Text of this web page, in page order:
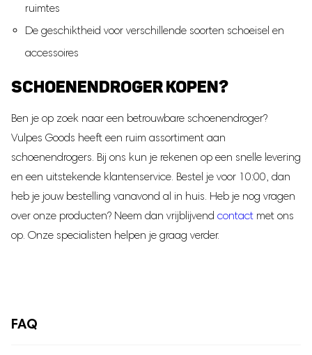
ruimtes
De geschiktheid voor verschillende soorten schoeisel en
accessoires
SCHOENENDROGER KOPEN?
Ben je op zoek naar een betrouwbare schoenendroger?
Vulpes Goods heeft een ruim assortiment aan
schoenendrogers. Bij ons kun je rekenen op een snelle levering
en een uitstekende klantenservice. Bestel je voor 10:00, dan
heb je jouw bestelling vanavond al in huis. Heb je nog vragen
over onze producten? Neem dan vrijblijvend contact met ons
op. Onze specialisten helpen je graag verder.
FAQ